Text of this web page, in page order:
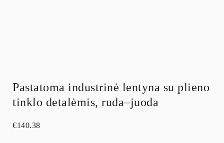
Pastatoma industrinė lentyna su plieno
tinklo detalėmis, ruda–juoda
€140.38